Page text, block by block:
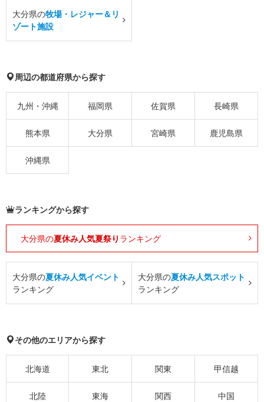
大分県の牧場・レジャー＆リ
ゾート施設
周辺の都道府県から探す
九州・沖縄 福岡県 佐賀県 長崎県
熊本県 大分県 宮崎県 鹿児島県
沖縄県
ランキングから探す
大分県の夏休み人気夏祭り ランキング
大分県の夏休み人気イベント
ランキング
大分県の夏休み人気スポット
ランキング
その他のエリアから探す
北海道 東北 関東 甲信越
北陸 東海 関西 中国